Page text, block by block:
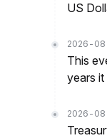
US
2026-
This
years
2026-